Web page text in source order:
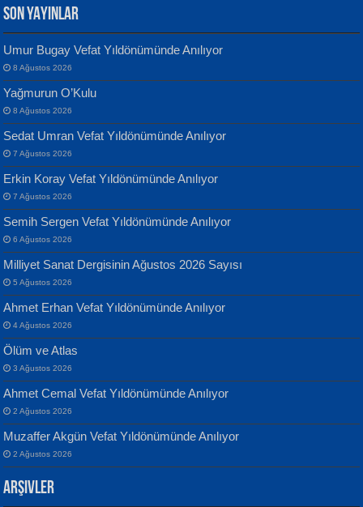
MUSTAFA KELOĞLU
Yarına İz Bırakmak...
ATİLLA ÖZEN
Sultan Olmadan Önce Eyüp...
EKREM KARABABA
Yılmaz Ekinci
Geceye Söylenen...
Banu Sancak
Defterimden İçeri...
İsmail Aydos
İnkisar...
SON YAYINLAR
Umur Bugay Vefat Yıldönümünde Anılıyor
8 Ağustos 2026
Yağmurun O’Kulu
8 Ağustos 2026
Sedat Umran Vefat Yıldönümünde Anılıyor
7 Ağustos 2026
Erkin Koray Vefat Yıldönümünde Anılıyor
7 Ağustos 2026
Semih Sergen Vefat Yıldönümünde Anılıyor
6 Ağustos 2026
Milliyet Sanat Dergisinin Ağustos 2026 Sayısı
5 Ağustos 2026
Ahmet Erhan Vefat Yıldönümünde Anılıyor
4 Ağustos 2026
Ölüm ve Atlas
3 Ağustos 2026
Ahmet Cemal Vefat Yıldönümünde Anılıyor
2 Ağustos 2026
Muzaffer Akgün Vefat Yıldönümünde Anılıyor
2 Ağustos 2026
Arşivler